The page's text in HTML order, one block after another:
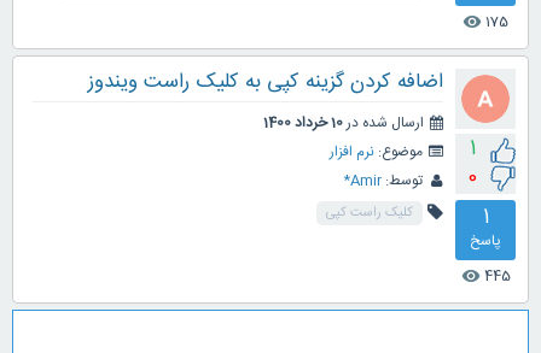
175
visibility
1
0
1
پاسخ
445
visibility
اضافه کردن گزینه کپی به کلیک راست ویندوز
ارسال شده در10 خرداد 1400
موضوع: نرم افزار
توسط: Amir*
کلیک راست کپی